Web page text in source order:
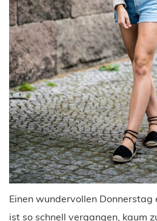
Einen wundervollen Donnerstag
ist so schnell vergangen, kaum